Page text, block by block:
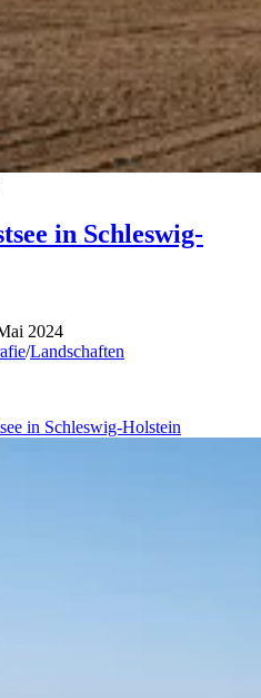
in Schleswig-
2024
/Landschaften
in Schleswig-Holstein